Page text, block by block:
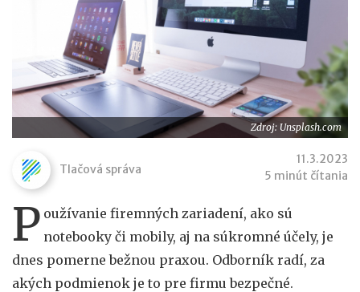
Zdroj: Unsplash.com
Tlačová správa
11.3.2023
5 minút čítania
P oužívanie firemných zariadení, ako sú
notebooky či mobily, aj na súkromné účely, je
dnes pomerne bežnou praxou. Odborník radí, za
akých podmienok je to pre firmu bezpečné.